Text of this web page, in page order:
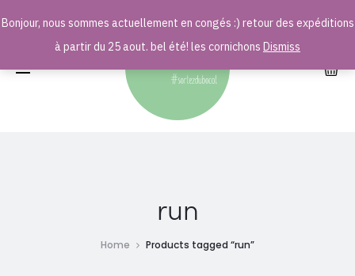
run
Home Products tagged “run”
Bonjour, nous sommes actuellement en congés :) retour des expéditions
à partir du 25 aout. bel été! les cornichons Dismiss